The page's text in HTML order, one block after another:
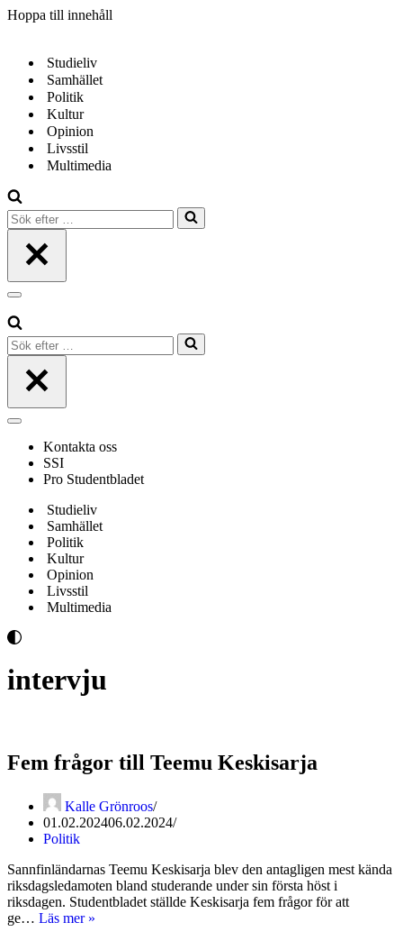
Hoppa till innehåll
Studieliv
Samhället
Politik
Kultur
Opinion
Livsstil
Multimedia
Sök
efter
Navigeringsmeny
Sök
efter
Navigeringsmeny
Kontakta oss
SSI
Pro Studentbladet
Studieliv
Samhället
Politik
Kultur
Opinion
Livsstil
Multimedia
intervju
Fem frågor till Teemu Keskisarja
Kalle Grönroos
01.02.202406.02.2024
Politik
Sannfinländarnas Teemu Keskisarja blev den antagligen mest kända
riksdagsledamoten bland studerande under sin första höst i
riksdagen. Studentbladet ställde Keskisarja fem frågor för att
ge… Läs mer »